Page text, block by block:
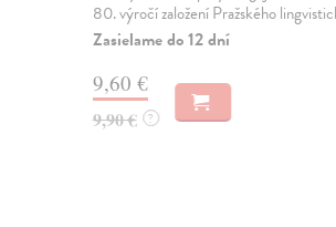
80. výročí založení Pražského
Zasielame do 12 dní
9,60 €
9,90 € ?